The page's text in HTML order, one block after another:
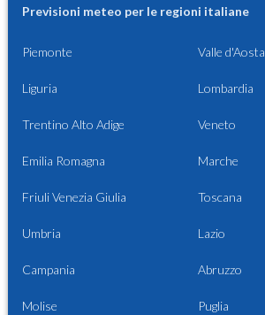
Previsioni meteo per le regioni italiane
Piemonte Valle d'Aosta
Liguria Lombardia
Trentino Alto Adige Veneto
Emilia Romagna Marche
Friuli Venezia Giulia Toscana
Umbria Lazio
Campania Abruzzo
Molise Puglia